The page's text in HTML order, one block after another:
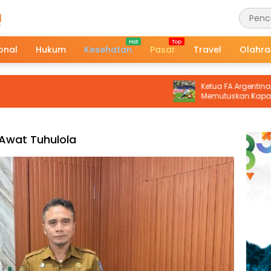
Hukum Kesehatan Pasar Travel
Ketua FA Argentina: Messi
Memutuskan Kapan Dia
Tuhulola